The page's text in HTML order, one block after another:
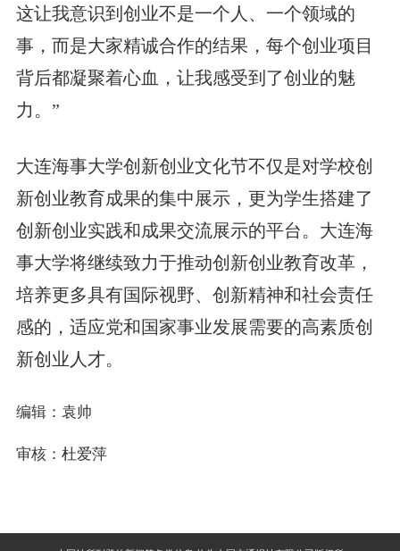
这让我意识到创业不是一个人、一个领域的
事，而是大家精诚合作的结果，每个创业项目
背后都凝聚着心血，让我感受到了创业的魅
力。”
大连海事大学创新创业文化节不仅是对学校创
新创业教育成果的集中展示，更为学生搭建了
创新创业实践和成果交流展示的平台。大连海
事大学将继续致力于推动创新创业教育改革，
培养更多具有国际视野、创新精神和社会责任
感的，适应党和国家事业发展需要的高素质创
新创业人才。
编辑：袁帅
审核：杜爱萍